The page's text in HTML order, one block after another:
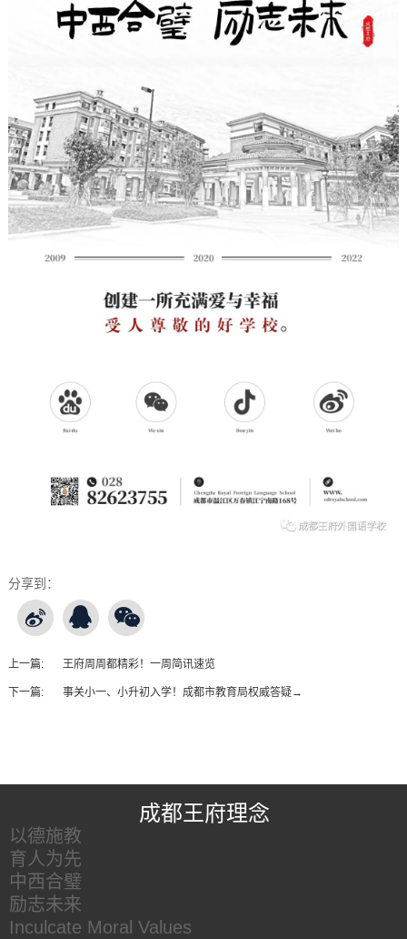
分享到：
上一篇: 王府周周都精彩！一周简讯速览
下一篇: 事关小一、小升初入学！成都市教育局权威答疑→
成都王府理念
以德施教
育人为先
中西合璧
励志未来
Inculcate Moral Values